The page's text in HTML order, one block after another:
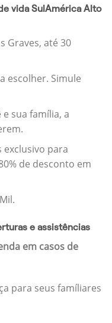
vida SulAmérica Alto
Graves, até 30
escolher. Simule
sua família, a
exclusivo para
de desconto em
e assistências
em casos de
para seus famíliares